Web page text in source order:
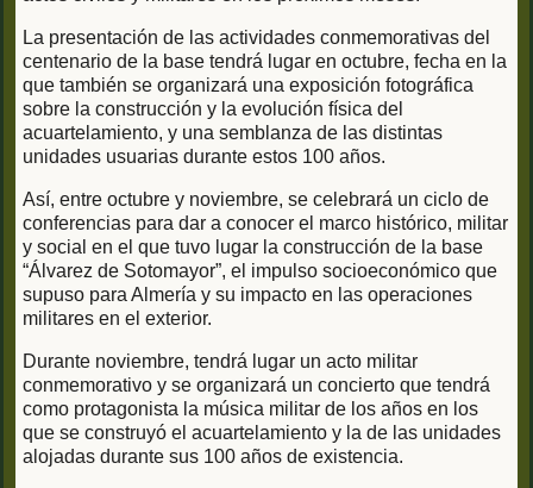
La presentación de las actividades conmemorativas del
centenario de la base tendrá lugar en octubre, fecha en la
que también se organizará una exposición fotográfica
sobre la construcción y la evolución física del
acuartelamiento, y una semblanza de las distintas
unidades usuarias durante estos 100 años.
Así, entre octubre y noviembre, se celebrará un ciclo de
conferencias para dar a conocer el marco histórico, militar
y social en el que tuvo lugar la construcción de la base
“Álvarez de Sotomayor”, el impulso socioeconómico que
supuso para Almería y su impacto en las operaciones
militares en el exterior.
Durante noviembre, tendrá lugar un acto militar
conmemorativo y se organizará un concierto que tendrá
como protagonista la música militar de los años en los
que se construyó el acuartelamiento y la de las unidades
alojadas durante sus 100 años de existencia.